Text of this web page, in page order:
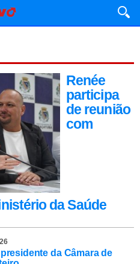
Renée
participa
de reunião
com
da Saúde
da Câmara de